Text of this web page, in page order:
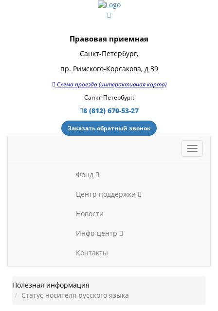
Правовая приемная
Санкт-Петербург,
пр. Римского-Корсакова, д 39
Схема проезда (интерактивная карта)
Санкт-Петербург:
8 (812) 679-53-27
Заказать обратный звонок
Фонд
Центр поддержки
Новости
Инфо-центр
Контакты
Полезная информация
Статус носителя русского языка